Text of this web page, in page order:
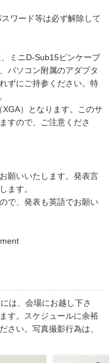
ワード等は必ず解除して
ミニD-Sub15ピンケーブ
パソコン附属のアダプタ
ずにご持参ください。特
）となります。このサ
すので、ご注意くださ
願いいたします。発表言
ます。
で、発表も英語でお願い
は、会場にお越し下さ
す。スケジュールに余裕
さい。写真撮影行為は、